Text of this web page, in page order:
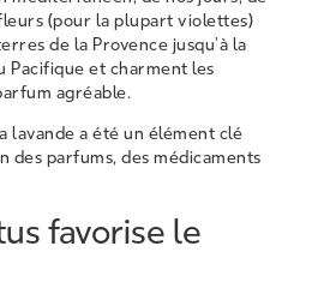
(pour la plupart violettes)
de la Provence jusqu’à la
Pacifique et charment les
agréable.
lavande a été un élément clé
des parfums, des médicaments
favorise le